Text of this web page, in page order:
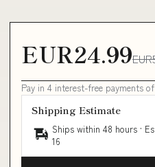
EUR24.99
Pay in 4 interest-free payments of
Shipping Estimate
Ships within 48 hours ·
16